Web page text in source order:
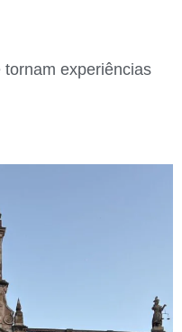
experiências